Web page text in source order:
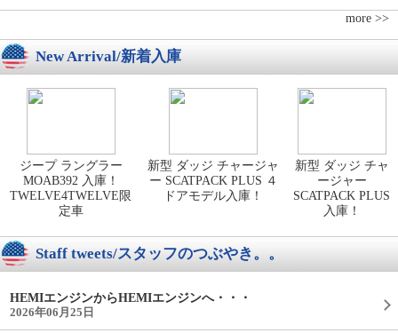
more >>
New Arrival/新着入庫
ジープ ラングラー
MOAB392 入庫！
TWELVE4TWELVE限
定車
新型 ダッジ チャージャ
ー SCATPACK PLUS ４
ドアモデル入庫！
新型 ダッジ チャ
ージャー
SCATPACK PLUS
入庫！
Staff tweets/スタッフのつぶやき。。
HEMIエンジンからHEMIエンジンへ・・・
2026年06月25日